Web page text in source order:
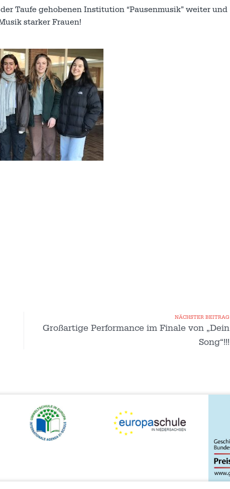
Taufe gehobenen Institution “Pausenmusik” weiter und
starker Frauen!
NÄCHSTER BEITRAG
Großartige Performance im Finale von „Dein
Song“!!!